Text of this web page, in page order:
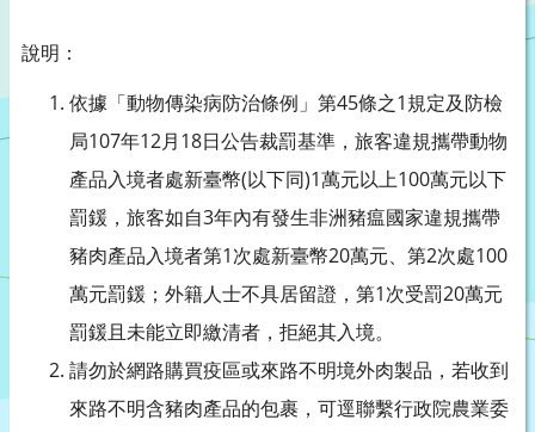
說明：
依據「動物傳染病防治條例」第45條之1規定及防檢
局107年12月18日公告裁罰基準，旅客違規攜帶動物
產品入境者處新臺幣(以下同)1萬元以上100萬元以下
罰鍰，旅客如自3年內有發生非洲豬瘟國家違規攜帶
豬肉產品入境者第1次處新臺幣20萬元、第2次處100
萬元罰鍰；外籍人士不具居留證，第1次受罰20萬元
罰鍰且未能立即繳清者，拒絕其入境。
請勿於網路購買疫區或來路不明境外肉製品，若收到
來路不明含豬肉產品的包裹，可逕聯繫行政院農業委